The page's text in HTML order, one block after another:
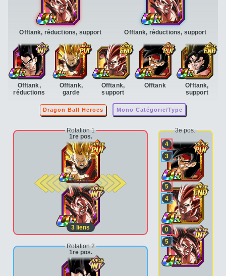
Offtank, réductions, support
Offtank,
réductions
Offtank,
garde
Offtank,
support
Offtank
Offtank,
support
Offtank, réductions, support
Dragon Ball Heroes Mono Catégorie/Type
Rotation 1
1re pos.
2e pos.
3 liens
Rotation 2
1re pos.
3e pos.
4
3
5
4
0
5